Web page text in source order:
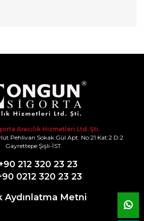
Aracılık Hizmetleri Ltd. Şti.
Pehlivan Sokak Gül Apt. No:21 Kat:2 D:2
Gayrettepe Şişli-İST.
212 320 23 23
0212 320 23 23
Aydınlatma Metni